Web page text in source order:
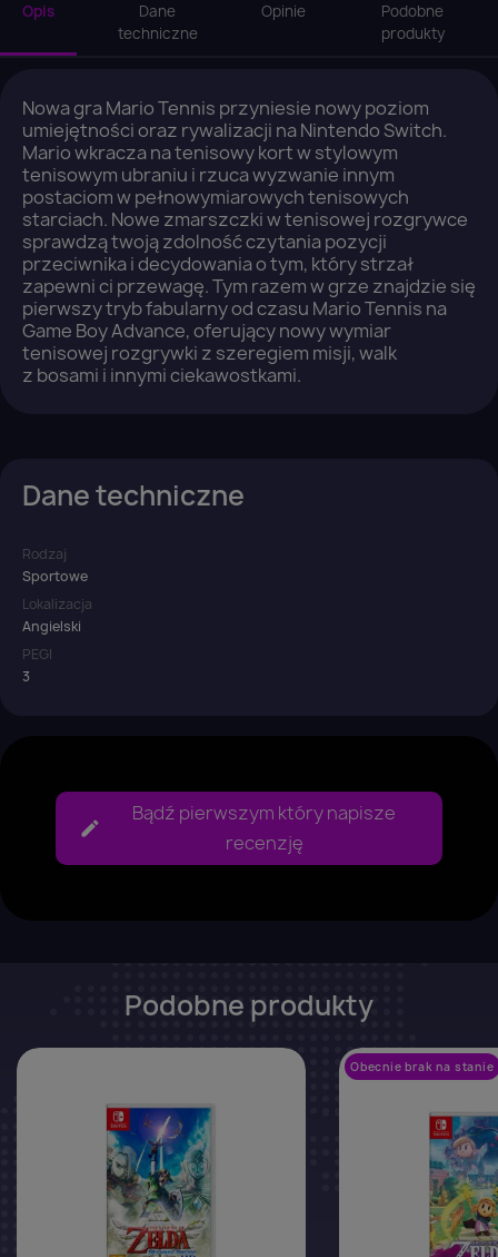
Opis
Dane
techniczne
Opinie
Podobne
produkty
Nowa gra Mario Tennis przyniesie nowy poziom
umiejętności oraz rywalizacji na Nintendo Switch.
Mario wkracza na tenisowy kort w stylowym
tenisowym ubraniu i rzuca wyzwanie innym
postaciom w pełnowymiarowych tenisowych
starciach. Nowe zmarszczki w tenisowej rozgrywce
sprawdzą twoją zdolność czytania pozycji
przeciwnika i decydowania o tym, który strzał
zapewni ci przewagę. Tym razem w grze znajdzie się
pierwszy tryb fabularny od czasu Mario Tennis na
Game Boy Advance, oferujący nowy wymiar
tenisowej rozgrywki z szeregiem misji, walk
z bosami i innymi ciekawostkami.
Dane techniczne
Rodzaj
Sportowe
Lokalizacja
Angielski
PEGI
3
Bądź pierwszym który napisze
recenzję
Podobne produkty
Obecnie brak na stanie
Zaloguj się
Anuluj